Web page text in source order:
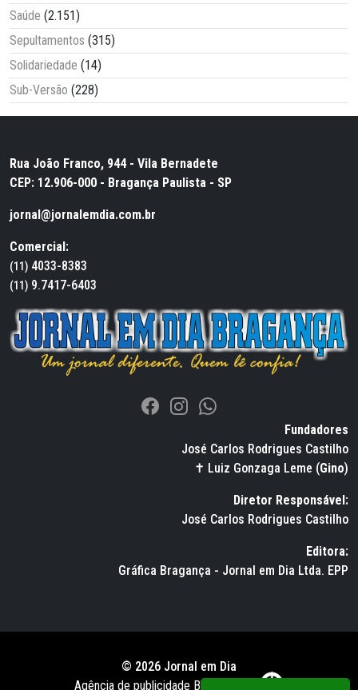
Saúde (2.151)
Sepultamentos (315)
Solidariedade (14)
Sub-Versão (228)
Rua João Franco, 944 - Vila Bernadete
CEP: 12.906-000 - Bragança Paulista - SP
jornal@jornalemdia.com.br
Comercial:
(11) 4033-8383
(11) 9.7417-6403
Fundadores
José Carlos Rodrigues Castilho
✝ Luiz Gonzaga Leme (Gino)
Diretor Responsável:
José Carlos Rodrigues Castilho
Editora:
Gráfica Bragança - Jornal em Dia Ltda. EPP
© 2026 Jornal em Dia
Agência de publicidade BWS RUSSO